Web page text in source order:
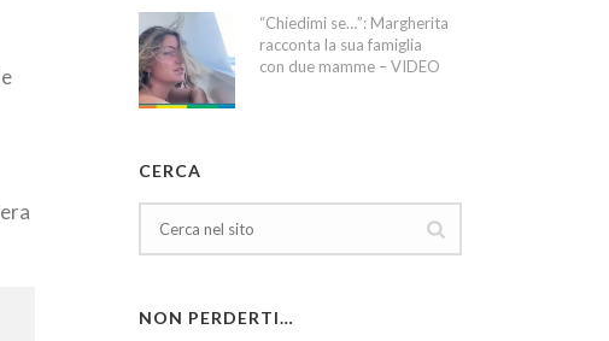
“Chiedimi se…”: Margherita
racconta la sua famiglia
con due mamme – VIDEO
CERCA
NON PERDERTI…